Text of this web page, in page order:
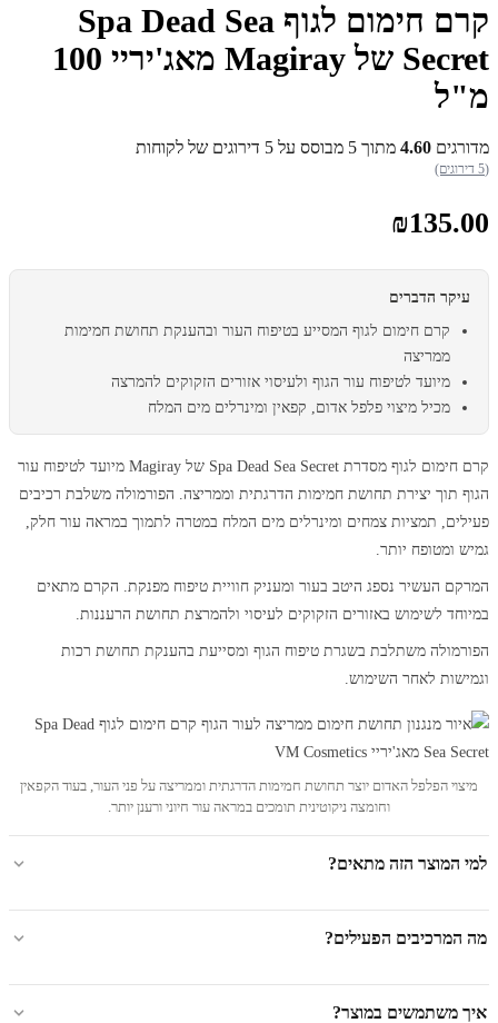
קרם חימום לגוף Spa Dead Sea
Secret של Magiray מאג'יריי 100
מ"ל
מדורגים 4.60 מתוך 5 מבוסס על 5 דירוגים של לקוחות
(5 דירוגים)
₪135.00
עיקר הדברים
קרם חימום לגוף המסייע בטיפוח העור ובהענקת תחושת חמימות
ממריצה
מיועד לטיפוח עור הגוף ולעיסוי אזורים הזקוקים להמרצה
מכיל מיצוי פלפל אדום, קפאין ומינרלים מים המלח
קרם חימום לגוף מסדרת Spa Dead Sea Secret של Magiray מיועד לטיפוח עור
הגוף תוך יצירת תחושת חמימות הדרגתית וממריצה. הפורמולה משלבת רכיבים
פעילים, תמציות צמחים ומינרלים מים המלח במטרה לתמוך במראה עור חלק,
גמיש ומטופח יותר.
המרקם העשיר נספג היטב בעור ומעניק חוויית טיפוח מפנקת. הקרם מתאים
במיוחד לשימוש באזורים הזקוקים לעיסוי ולהמרצת תחושת הרעננות.
הפורמולה משתלבת בשגרת טיפוח הגוף ומסייעת בהענקת תחושת רכות
וגמישות לאחר השימוש.
מיצוי הפלפל האדום יוצר תחושת חמימות הדרגתית וממריצה על פני העור, בעוד הקפאין
וחומצה ניקוטינית תומכים במראה עור חיוני ורענן יותר.
למי המוצר הזה מתאים?
מה המרכיבים הפעילים?
איך משתמשים במוצר?